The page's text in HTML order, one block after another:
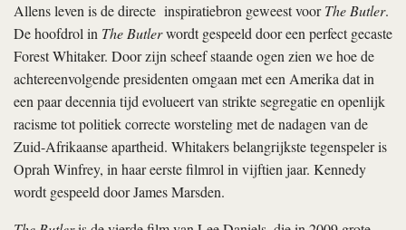
Allens leven is de directe inspiratiebron geweest voorThe Butler.
De hoofdrol in The Butlerwordt gespeeld door een perfect gecaste
Forest Whitaker. Door zijn scheef staande ogen zien we hoe de
achtereenvolgende presidenten omgaan met een Amerika dat in
een paar decennia tijd evolueert van strikte segregatie en openlijk
racisme tot politiek correcte worsteling met de nadagen van de
Zuid-Afrikaanse apartheid. Whitakers belangrijkste tegenspeler is
Oprah Winfrey, in haar eerste filmrol in vijftien jaar. Kennedy
wordt gespeeld door James Marsden.